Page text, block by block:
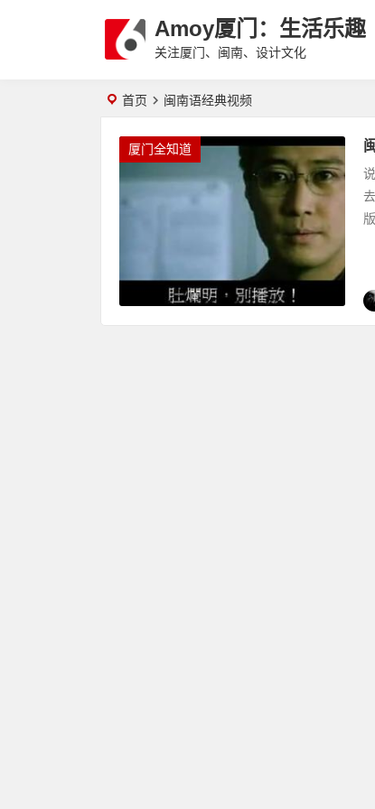
Amoy厦门：生活乐趣
关注厦门、闽南、设计文化
首页 闽南语经典视频
厦门全知道